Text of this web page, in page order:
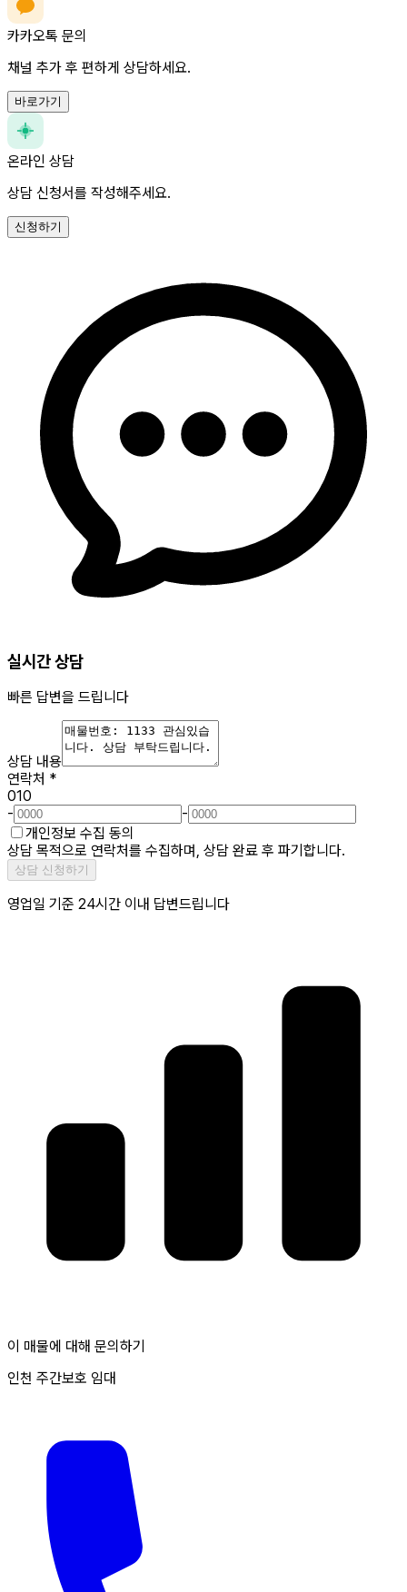
카카오톡 문의
채널 추가 후 편하게 상담하세요.
바로가기
온라인 상담
상담 신청서를 작성해주세요.
신청하기
실시간 상담
빠른 답변을 드립니다
상담 내용
연락처 *
010
-
-
개인정보 수집 동의
상담 목적으로 연락처를 수집하며, 상담 완료 후 파기합니다.
상담 신청하기
영업일 기준 24시간 이내 답변드립니다
이 매물에 대해 문의하기
인천 주간보호 임대